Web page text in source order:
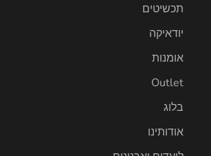
תכשיטים
יודאיקה
אומנות
Outlet
בלוג
אודותינו